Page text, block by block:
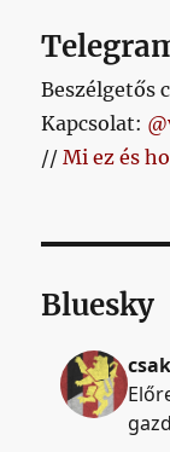
Beszélgetős
Kapcsolat:
//Mi ez és
Bluesky